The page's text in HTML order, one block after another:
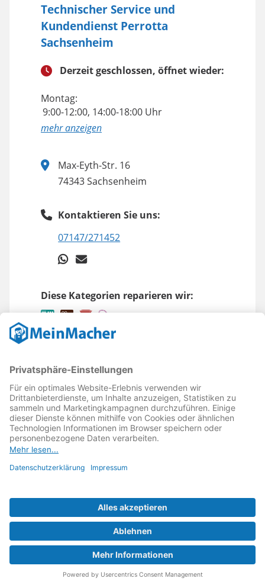
Technischer Service und
Kundendienst Perrotta
Sachsenheim
Derzeit geschlossen, öffnet wieder:
Montag:
9:00-12:00, 14:00-18:00 Uhr
anzeigen
Max-Eyth-Str. 16
74343 Sachsenheim
Kontaktieren Sie uns:
07147/271452
Diese Kategorien reparieren wir:
Anfrage senden
Reparatur Service Sinsheim
Derzeit geschlossen, öffnet wieder:
9:30-13:30, 14:30-18:00 Uhr
anzeigen